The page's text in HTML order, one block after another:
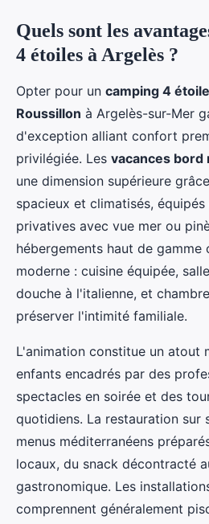
Quels sont les
4 étoiles à Argelès ?
Opter pour un camping 4
Roussillon à Argelès-sur-Mer
d'exception alliant confort
privilégiée. Les vacances bord
une dimension supérieure
spacieux et climatisés,
privatives avec vue mer ou
hébergements haut de
moderne : cuisine équipée,
douche à l'italienne, et
préserver l'intimité familiale.
L'animation constitue un atout
enfants encadrés par des
spectacles en soirée et des
quotidiens. La restauration sur
menus méditerranéens
locaux, du snack décontracté
gastronomique. Les
comprennent généralement